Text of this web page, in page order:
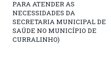
PARA ATENDER AS
NECESSIDADES DA
SECRETARIA MUNICIPAL DE
SAÚDE NO MUNICÍPIO DE
CURRALINHO)